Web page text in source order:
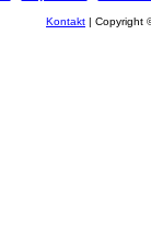
Kontakt | Copyright